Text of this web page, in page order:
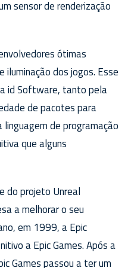
sensor de renderização
ótimas
dos jogos. Esse
id Software, tanto pela
de pacotes para
de programação
que alguns
do projeto Unreal
a melhorar o seu
em 1999, a Epic
a Epic Games. Após a
Games passou a ter um